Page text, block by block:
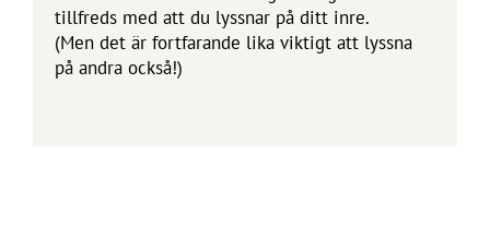
tillfreds med att du lyssnar på ditt inre.
(Men det är fortfarande lika viktigt att lyssna
på andra också!)